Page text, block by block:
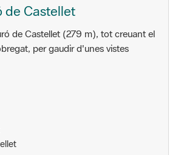
de Castellet
de Castellet (279 m), tot creuant el
per gaudir d'unes vistes